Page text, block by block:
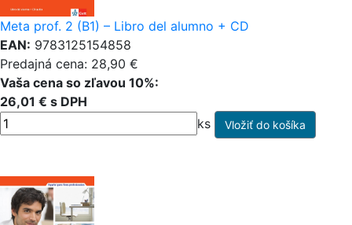
Meta prof. 2 (B1) – Libro del alumno + CD
EAN: 9783125154858
Predajná cena: 28,90 €
Vaša cena so zľavou 10%:
26,01 € s DPH
ks